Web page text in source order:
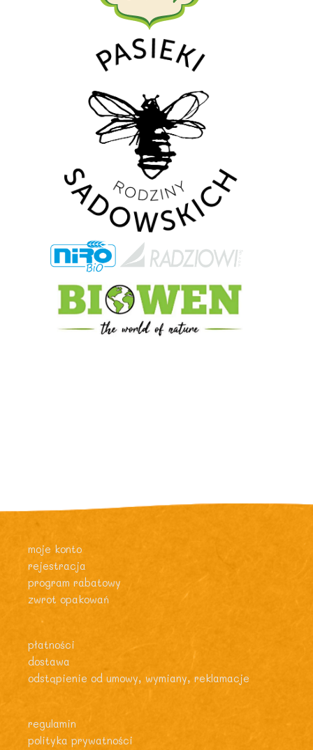
moje konto
rejestracja
program rabatowy
zwrot opakowań
płatności
dostawa
odstąpienie od umowy, wymiany, reklamacje
regulamin
polityka prywatności